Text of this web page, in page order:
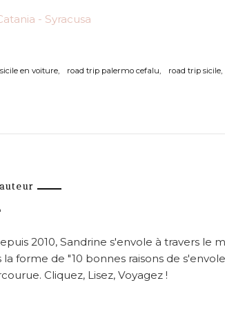
en voiture road trip palermo cefalu road trip sicile
2010, Sandrine s'envole à travers le
forme de "10 bonnes raisons de
Cliquez, Lisez, Voyagez !